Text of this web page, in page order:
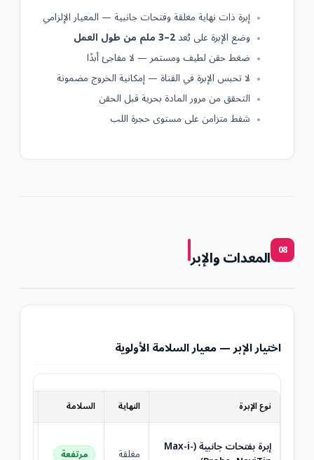
إبرة ذات نهاية مغلقة وفتحات جانبية — المعيار الإلزامي
وضع الإبرة على بُعد2–3 ملم من طول العمل
ضغط حقن لطيف ومستمر — لا مفاجئ أبدًا
لا تحبس الإبرة في القناة — إمكانية الخروج مضمونة
التحقق من مرور المادة بحرية قبل الحقن
شفط متزامن على مستوى حجرة اللب
08 المعدات والإبر
اختيار الإبر — معيار السلامة الأولوية
نوع الإبرة النهاية السلامة
إبرة بفتحات جانبية (Max-i- مغلقة مرتفعة